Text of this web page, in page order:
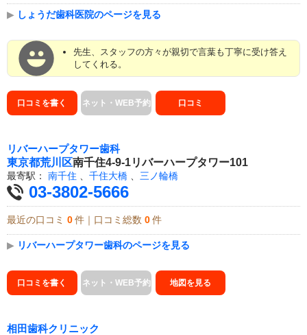
▶ しょうだ歯科医院のページを見る
先生、スタッフの方々が親切で言葉も丁寧に受け答え
してくれる。
口コミを書く ネット・WEB予約 口コミ
リバーハープタワー歯科
東京都荒川区南千住4-9-1リバーハープタワー101
最寄駅： 南千住 千住大橋 三ノ輪橋
03-3802-5666
最近の口コミ 0 件｜口コミ総数 0 件
▶ リバーハープタワー歯科のページを見る
口コミを書く ネット・WEB予約 地図を見る
相田歯科クリニック